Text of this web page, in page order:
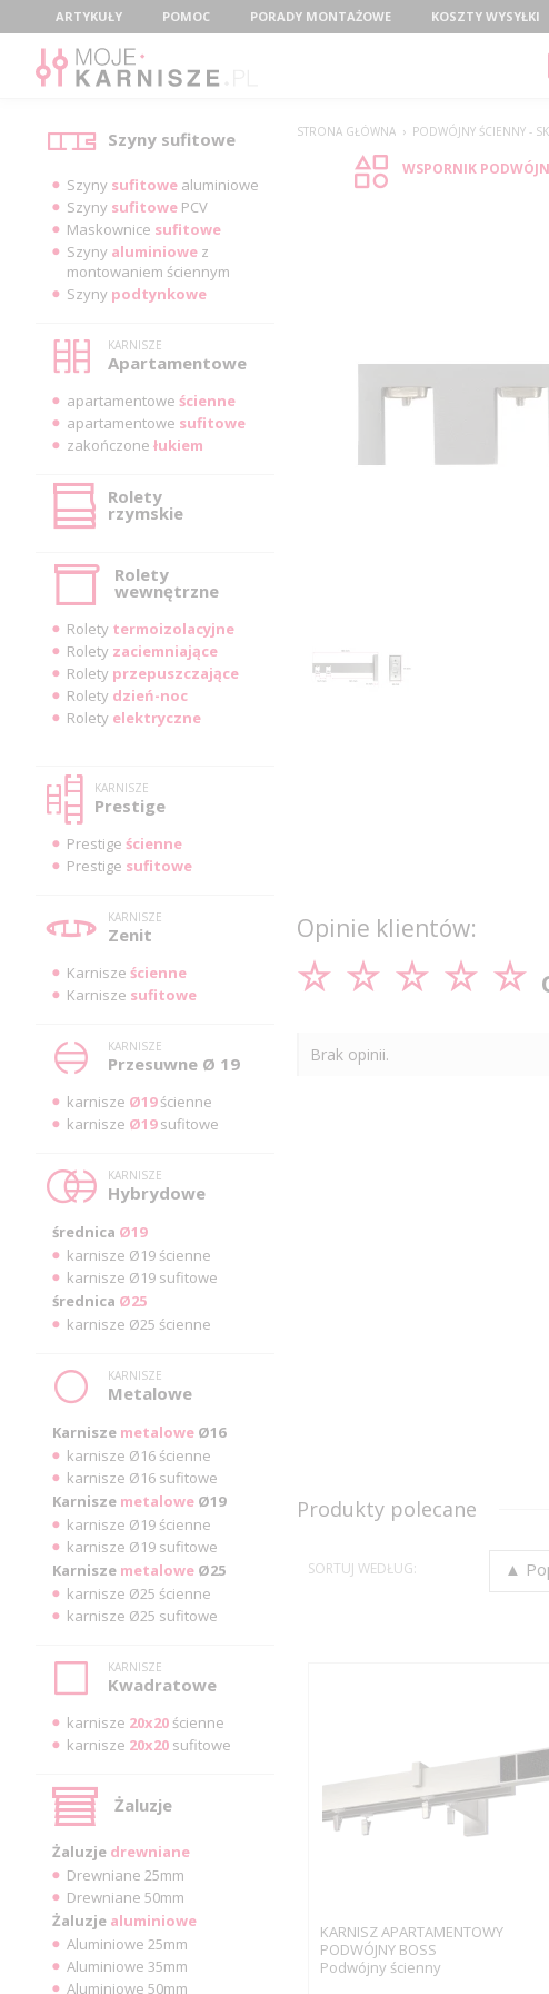
MenuARTYKUŁY POMOC PORADY MONTAŻOWE KOSZTY WYSYŁKI
Szyny sufitowe
Szyny sufitowe aluminiowe
Szyny sufitowe PCV
Maskownice sufitowe
Szyny aluminiowe z
montowaniem ściennym
Szyny podtynkowe
KARNISZE
Apartamentowe
apartamentowe ścienne
apartamentowe sufitowe
zakończone łukiem
Rolety
rzymskie
Rolety
wewnętrzne
Rolety termoizolacyjne
Rolety zaciemniające
Rolety przepuszczające
Rolety dzień-noc
Rolety elektryczne
KARNISZE
Prestige
Prestige ścienne
Prestige sufitowe
KARNISZE
Zenit
Karnisze ścienne
Karnisze sufitowe
KARNISZE
Przesuwne Ø 19
karnisze Ø19ścienne
karnisze Ø19sufitowe
KARNISZE
Hybrydowe
średnica Ø19
karnisze Ø19 ścienne
karnisze Ø19 sufitowe
średnica Ø25
karnisze Ø25 ścienne
KARNISZE
Metalowe
Karnisze metalowe Ø16
karnisze Ø16 ścienne
karnisze Ø16 sufitowe
Karnisze metalowe Ø19
karnisze Ø19 ścienne
karnisze Ø19 sufitowe
Karnisze metalowe Ø25
karnisze Ø25 ścienne
karnisze Ø25 sufitowe
KARNISZE
Kwadratowe
karnisze 20x20 ścienne
karnisze 20x20 sufitowe
Żaluzje
Żaluzje drewniane
Drewniane 25mm
Drewniane 50mm
Żaluzje aluminiowe
Aluminiowe 25mm
Aluminiowe 35mm
Aluminiowe 50mm
STRONA GŁÓWNA › PODWÓJNY ŚCIENNY -
WSPORNIK
Opinie klientów:
Brak opinii.
Produkty polecane
SORTUJ WEDŁUG:
KARNISZ APARTAMENTOWY
PODWÓJNY BOSS
Podwójny ścienny